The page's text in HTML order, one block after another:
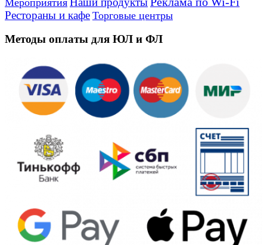
Рестораны и кафе Торговые центры
Методы оплаты для ЮЛ и ФЛ